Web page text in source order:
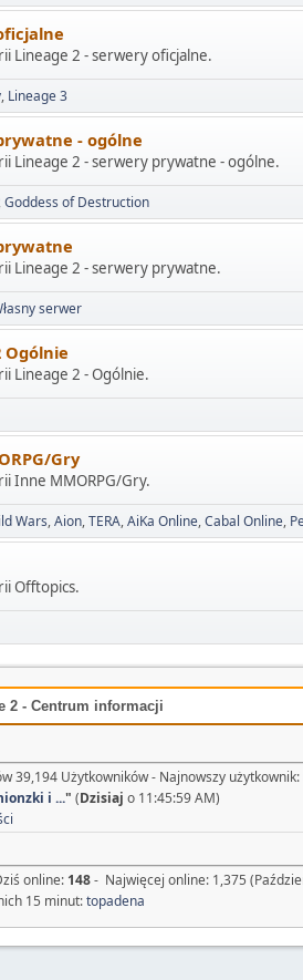
Lineage 2 - serwery oficjalne.
Lineage 3
- ogólne
Lineage 2 - serwery prywatne - ogólne.
Goddess of Destruction
Lineage 2 - serwery prywatne.
serwer
Ogólnie
Lineage 2 - Ogólnie.
Gry
Inne MMORPG/Gry.
Wars Aion TERA AiKa Online Cabal Online
Offtopics.
2 - Centrum informacji
39,194 Użytkowników - Najnowszy użytkownik:
i ..." (Dzisiaj o 11:45:59 AM)
online: 148- Najwięcej online: 1,375
15 minut:topadena